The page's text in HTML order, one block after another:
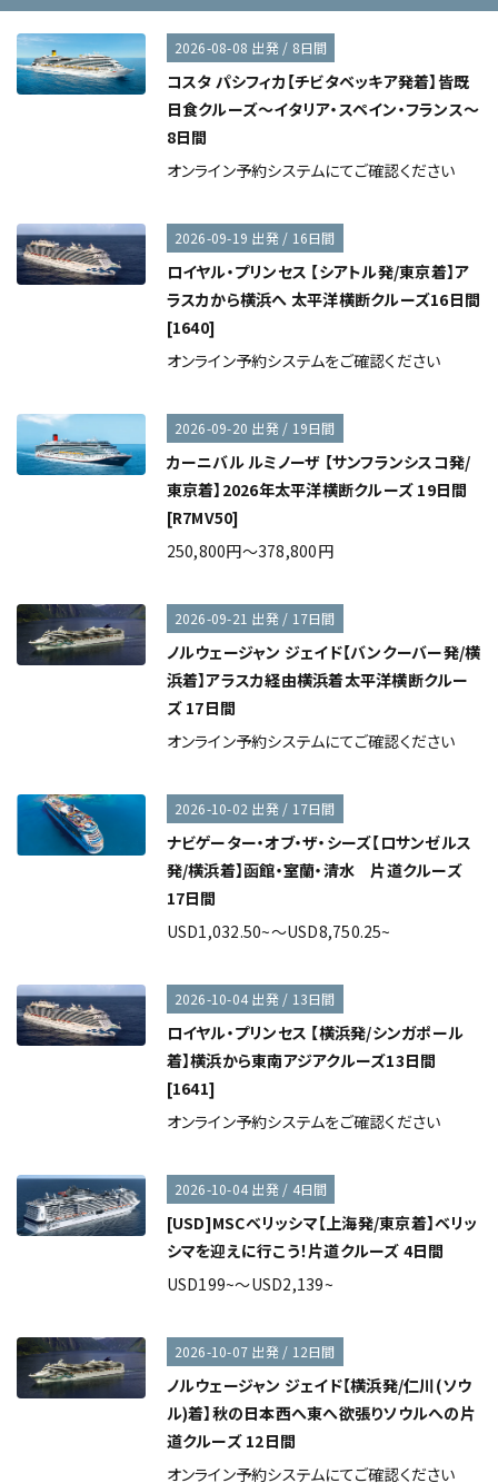
2026-08-08 出発 / 8日間
コスタ パシフィカ【チビタベッキア発着】皆既
日食クルーズ～イタリア・スペイン・フランス～
8日間
オンライン予約システムにてご確認ください
2026-09-19 出発 / 16日間
ロイヤル・プリンセス 【シアトル発/東京着】ア
ラスカから横浜へ 太平洋横断クルーズ16日間
[1640]
オンライン予約システムをご確認ください
2026-09-20 出発 / 19日間
カーニバル ルミノーザ 【サンフランシスコ発/
東京着】2026年太平洋横断クルーズ 19日間
[R7MV50]
250,800円～378,800円
2026-09-21 出発 / 17日間
ノルウェージャン ジェイド【バンクーバー発/横
浜着】アラスカ経由横浜着太平洋横断クルー
ズ 17日間
オンライン予約システムにてご確認ください
2026-10-02 出発 / 17日間
ナビゲーター・オブ・ザ・シーズ【ロサンゼルス
発/横浜着】函館・室蘭・清水 片道クルーズ
17日間
USD1,032.50~～USD8,750.25~
2026-10-04 出発 / 13日間
ロイヤル・プリンセス 【横浜発/シンガポール
着】横浜から東南アジアクルーズ13日間
[1641]
オンライン予約システムをご確認ください
2026-10-04 出発 / 4日間
[USD]MSCベリッシマ【上海発/東京着】ベリッ
シマを迎えに行こう！片道クルーズ 4日間
USD199~～USD2,139~
2026-10-07 出発 / 12日間
ノルウェージャン ジェイド【横浜発/仁川(ソウ
ル)着】秋の日本西へ東へ欲張りソウルへの片
道クルーズ 12日間
オンライン予約システムにてご確認ください